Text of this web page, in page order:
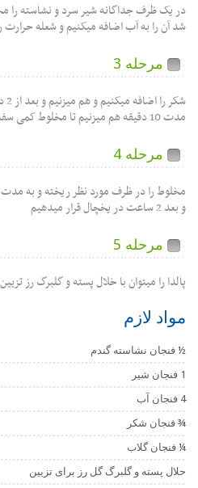
در یک ظرف جداگانه شیر سرد و نشاسته
شد آن را به آب اضافه میکنیم و شعله حرارت
مرحله 3
مدت 10 دقیقه هم میزنیم تا مخلوط کمی سفت شود و شعله را خاموش میکنیم
مرحله 4
و بعد 2 ساعت در یخچال قرار میدهیم
مرحله 5
پالدا را میتوان با خلال پسته و گلبرگ رز
مواد لازم
½ فنجان نشاسته گندم
1 فنجان شیر
4 فنجان آب
¾ فنجان شکر
¼ فنجان گلاب
حلال پسته و گلبرگ گل رز برای تزیین